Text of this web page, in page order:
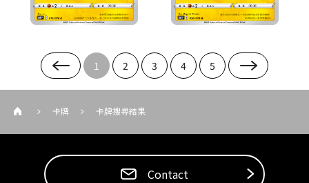
1 2 3 4 5
卡牌 卡牌搜尋結果
Contact